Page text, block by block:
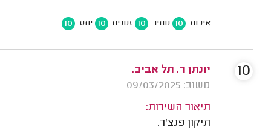
איכות 10 מחיר 10 זמנים 10 יחס 10
יונתן ר. תל אביב.
משוב: 09/03/2025
תיאור השירות:
תיקון פנצ'ר.
10